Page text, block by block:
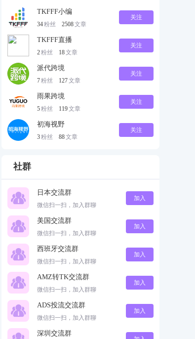
TKFFF小编
34粉丝 2508文章
关注
TKFFF直播
2粉丝 18文章
关注
派代跨境
7粉丝 127文章
关注
雨果跨境
5粉丝 119文章
关注
初海视野
3粉丝 88文章
关注
社群
日本交流群
微信扫一扫，加入群聊
加入
美国交流群
微信扫一扫，加入群聊
加入
西班牙交流群
微信扫一扫，加入群聊
加入
AMZ转TK交流群
微信扫一扫，加入群聊
加入
ADS投流交流群
微信扫一扫，加入群聊
加入
深圳交流群